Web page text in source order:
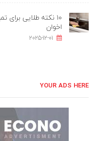
۱۰ نکته طلایی
اخوان
2025-12-01
YOUR ADS HERE